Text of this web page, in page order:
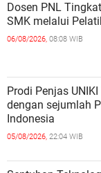
Dosen PNL
SMK melalui
06/08/2026, 08:08 WIB
Prodi Penjas
dengan sejumlah
Indonesia
05/08/2026, 22:04 WIB